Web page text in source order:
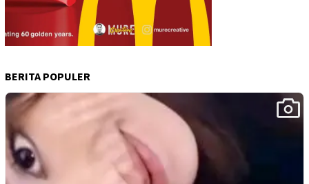
BERITA POPULER